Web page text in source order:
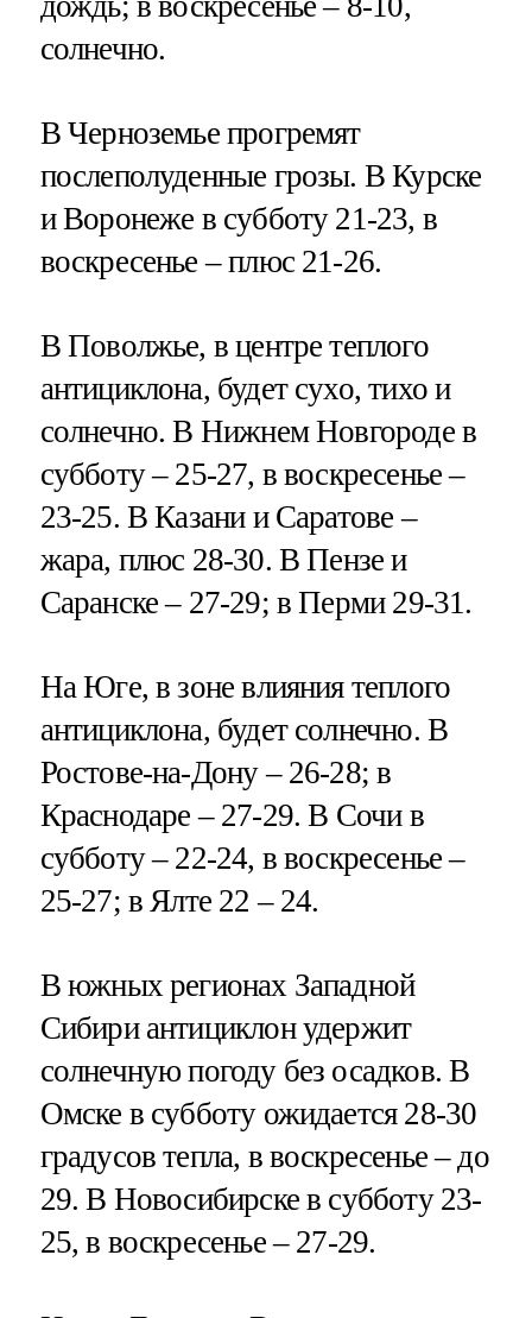
солнечно.
В Черноземье прогремят
послеполуденные грозы. В Курске
и Воронеже в субботу 21-23, в
воскресенье – плюс 21-26.
В Поволжье, в центре теплого
антициклона, будет сухо, тихо и
солнечно. В Нижнем Новгороде в
субботу – 25-27, в воскресенье –
23-25. В Казани и Саратове –
жара, плюс 28-30. В Пензе и
Саранске – 27-29; в Перми 29-31.
На Юге, в зоне влияния теплого
антициклона, будет солнечно. В
Ростове-на-Дону – 26-28; в
Краснодаре – 27-29. В Сочи в
субботу – 22-24, в воскресенье –
25-27; в Ялте 22 – 24.
В южных регионах Западной
Сибири антициклон удержит
солнечную погоду без осадков. В
Омске в субботу ожидается 28-30
градусов тепла, в воскресенье – до
29. В Новосибирске в субботу 23-
25, в воскресенье – 27-29.